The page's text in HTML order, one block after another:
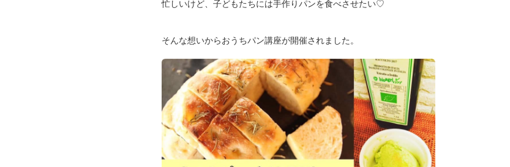
忙しいけど、子どもたちには手作りパンを食べさせたい♡
そんな想いからおうちパン講座が開催されました。